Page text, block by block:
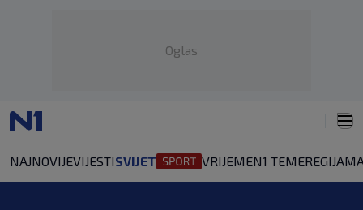
Oglas
NAJNOVIJEVIJESTISVIJET VRIJEMEN1 TEMEREGIJA